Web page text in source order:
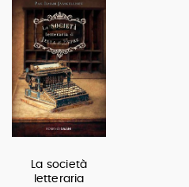
La società
letteraria